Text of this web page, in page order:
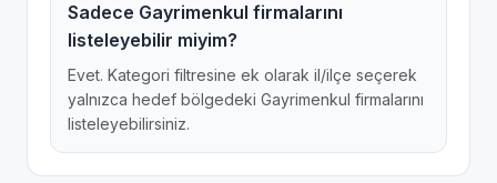
Sadece Gayrimenkul firmalarını
listeleyebilir miyim?
Evet. Kategori filtresine ek olarak il/ilçe seçerek
yalnızca hedef bölgedeki Gayrimenkul firmalarını
listeleyebilirsiniz.